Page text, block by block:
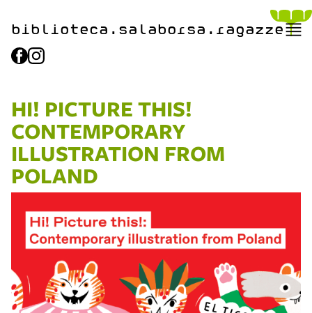
biblioteca.​salaborsa.ragazze
HI! PICTURE THIS!
CONTEMPORARY
ILLUSTRATION FROM
POLAND